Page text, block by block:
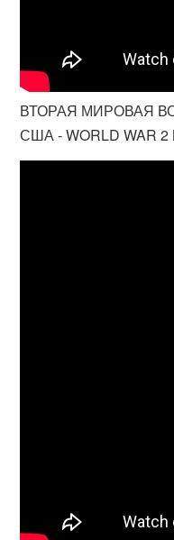
ВТОРАЯ МИРОВАЯ
США - WORLD WAR 2